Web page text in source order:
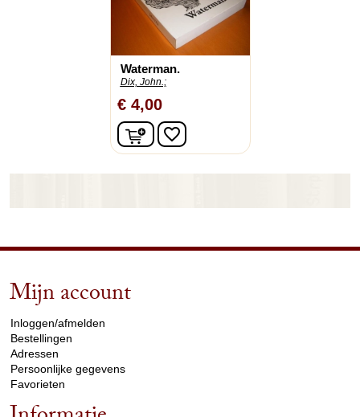
Waterman.
Dix, John.;
€ 4,00
In winkelwagen
favorite_border
Mijn account
Inloggen/afmelden
Bestellingen
Adressen
Persoonlijke gegevens
Favorieten